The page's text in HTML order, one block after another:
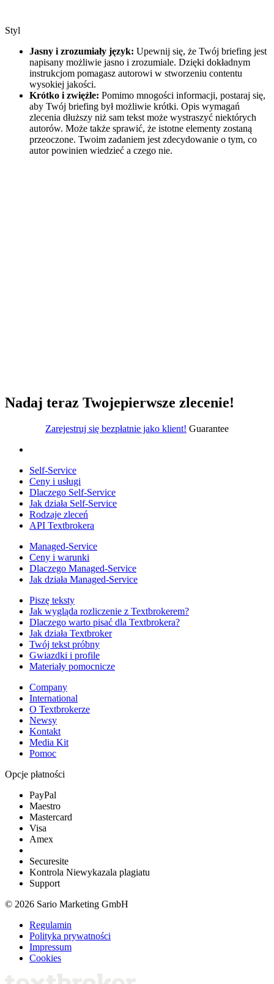
Styl
Jasny i zrozumiały język: Upewnij się, że Twój briefing jest
napisany możliwie jasno i zrozumiale. Dzięki dokładnym
instrukcjom pomagasz autorowi w stworzeniu contentu
wysokiej jakości.
Krótko i zwięźle: Pomimo mnogości informacji, postaraj się,
aby Twój briefing był możliwie krótki. Opis wymagań
zlecenia dłuższy niż sam tekst może wystraszyć niektórych
autorów. Może także sprawić, że istotne elementy zostaną
przeoczone. Twoim zadaniem jest zdecydowanie o tym, co
autor powinien wiedzieć a czego nie.
Nadaj teraz Twojepierwsze zlecenie!
Zarejestruj się bezpłatnie jako klient! Guarantee
Self-Service
Ceny i usługi
Dlaczego Self-Service
Jak działa Self-Service
Rodzaje zleceń
API Textbrokera
Managed-Service
Ceny i warunki
Dlaczego Managed-Service
Jak działa Managed-Service
Piszę teksty
Jak wygląda rozliczenie z Textbrokerem?
Dlaczego warto pisać dla Textbrokera?
Jak działa Textbroker
Twój tekst próbny
Gwiazdki i profile
Materiały pomocnicze
Company
International
O Textbrokerze
Newsy
Kontakt
Media Kit
Pomoc
Opcje płatności
PayPal
Maestro
Mastercard
Visa
Amex
Securesite
Kontrola Niewykazala plagiatu
Support
© 2026 Sario Marketing GmbH
Regulamin
Polityka prywatności
Impressum
Cookies